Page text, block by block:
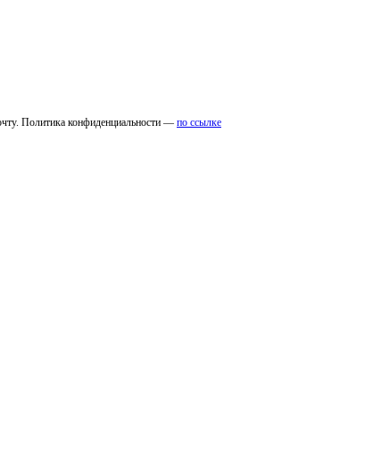
Политика конфиденциальности — по ссылке